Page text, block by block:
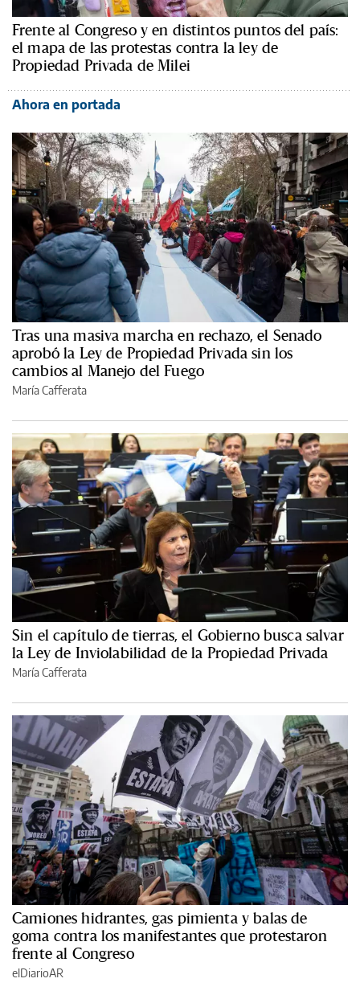
Frente al Congreso y en distintos puntos del país:
el mapa de las protestas contra la ley de
Propiedad Privada de Milei
Ahora en portada
Tras una masiva marcha en rechazo, el Senado
aprobó la Ley de Propiedad Privada sin los
cambios al Manejo del Fuego
María Cafferata
Sin el capítulo de tierras, el Gobierno busca salvar
la Ley de Inviolabilidad de la Propiedad Privada
María Cafferata
Camiones hidrantes, gas pimienta y balas de
goma contra los manifestantes que protestaron
frente al Congreso
elDiarioAR